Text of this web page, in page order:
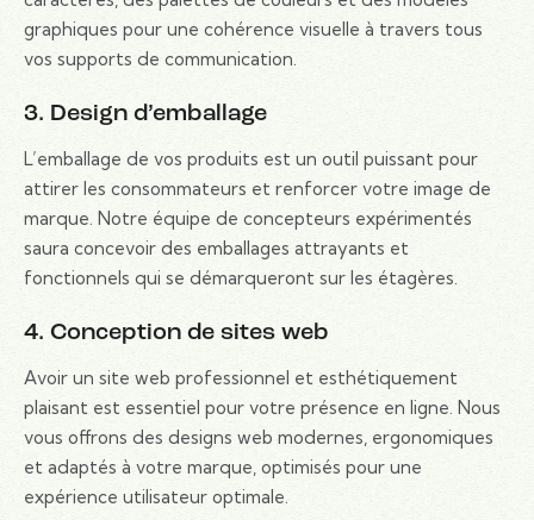
graphiques pour une cohérence visuelle à travers tous
vos supports de communication.
3. Design d’emballage
L’emballage de vos produits est un outil puissant pour
attirer les consommateurs et renforcer votre image de
marque. Notre équipe de concepteurs expérimentés
saura concevoir des emballages attrayants et
fonctionnels qui se démarqueront sur les étagères.
4. Conception de sites web
Avoir un site web professionnel et esthétiquement
plaisant est essentiel pour votre présence en ligne. Nous
vous offrons des designs web modernes, ergonomiques
et adaptés à votre marque, optimisés pour une
expérience utilisateur optimale.